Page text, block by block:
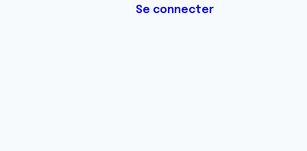
Se connecter